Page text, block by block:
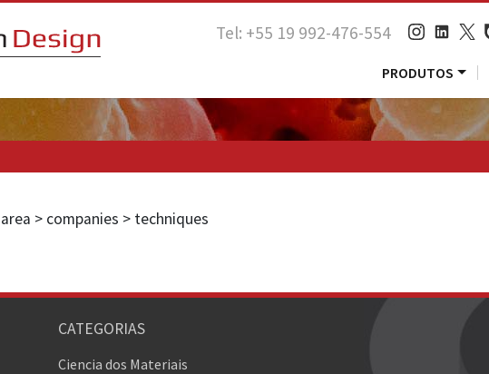
Tel: +55 19 992-476-554
PRODUTOS
> companies > techniques
CATEGORIAS
Ciencia dos Materiais